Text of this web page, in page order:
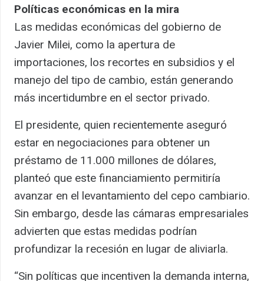
Políticas económicas en la mira
Las medidas económicas del gobierno de
Javier Milei, como la apertura de
importaciones, los recortes en subsidios y el
manejo del tipo de cambio, están generando
más incertidumbre en el sector privado.
El presidente, quien recientemente aseguró
estar en negociaciones para obtener un
préstamo de 11.000 millones de dólares,
planteó que este financiamiento permitiría
avanzar en el levantamiento del cepo cambiario.
Sin embargo, desde las cámaras empresariales
advierten que estas medidas podrían
profundizar la recesión en lugar de aliviarla.
“Sin políticas que incentiven la demanda interna,